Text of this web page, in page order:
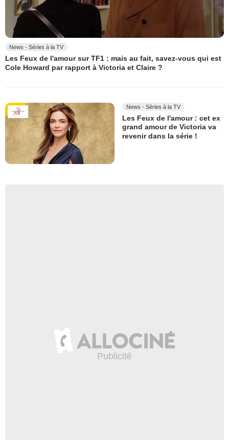
News - Séries à la TV
Les Feux de l'amour sur TF1 : mais au fait, savez-vous qui est
Cole Howard par rapport à Victoria et Claire ?
News - Séries à la TV
Les Feux de l'amour : cet ex
grand amour de Victoria va
revenir dans la série !